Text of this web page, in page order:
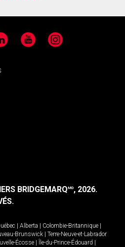
YouTube Instagram
BRIDGEMARQMD, 2026.
Alberta Colombie-Britannique
Brunswick
Terre-Neuve-et-Labrador
Écosse Île-du-Prince-Édouard